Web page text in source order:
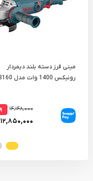
مینی فرز دسته بلند دیمردار
رونیکس 1400 وات مدل 3160
۱۴,۱۴۸,۰۰۰
۱۲,۸۵۰,۰۰۰